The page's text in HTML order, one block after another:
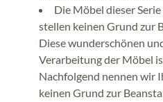
Die Möbel dieser
stellen keinen Grund zur
Diese wunderschönen
Verarbeitung der Möbel
Nachfolgend nennen wir
keinen Grund zur